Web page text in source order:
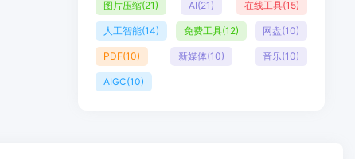
图片压缩(21) AI(21) 在线工具(15)
人工智能(14) 免费工具(12) 网盘(10)
PDF(10) 新媒体(10) 音乐(10)
AIGC(10)